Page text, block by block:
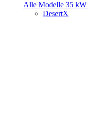
Alle Modelle 35 kW
DesertX